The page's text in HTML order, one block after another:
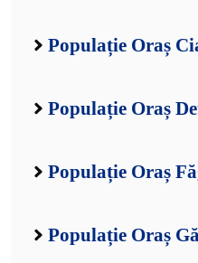
Populație Oraș
Populație Oraș
Populație Oraș
Populație Oraș